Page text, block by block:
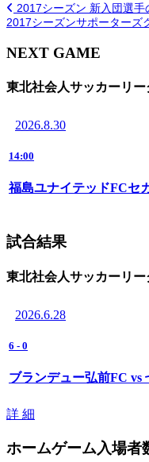
2017シーズン 新入団選手
2017シーズンサポーター
NEXT GAME
東北社会人サッカーリー
2026.8.30
14:00
福島ユナイテッドFCセ
試合結果
東北社会人サッカーリー
2026.6.28
6 - 0
ブランデュー弘前FC vs
詳 細
ホームゲーム入場者